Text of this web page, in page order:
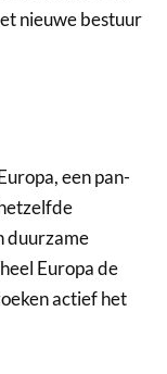
nieuwe bestuur
een pan-
duurzame
Europa de
actief het